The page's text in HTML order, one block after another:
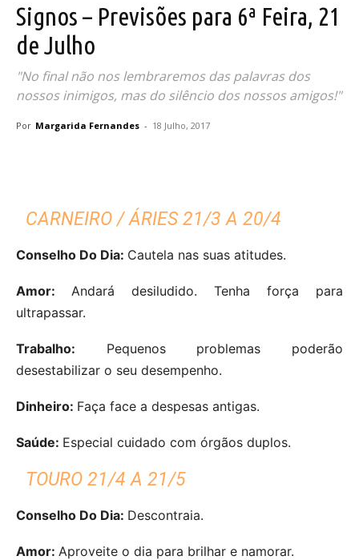
Signos – Previsões para 6ª Feira, 21
de Julho
"No final não nos lembraremos das palavras dos
nossos inimigos, mas do silêncio dos nossos amigos!"
Por Margarida Fernandes - 18 Julho, 2017
CARNEIRO / ÁRIES 21/3 A 20/4
Conselho Do Dia: Cautela nas suas atitudes.
Amor: Andará desiludido. Tenha força para
ultrapassar.
Trabalho: Pequenos problemas poderão
desestabilizar o seu desempenho.
Dinheiro: Faça face a despesas antigas.
Saúde: Especial cuidado com órgãos duplos.
TOURO 21/4 A 21/5
Conselho Do Dia: Descontraia.
Amor: Aproveite o dia para brilhar e namorar.